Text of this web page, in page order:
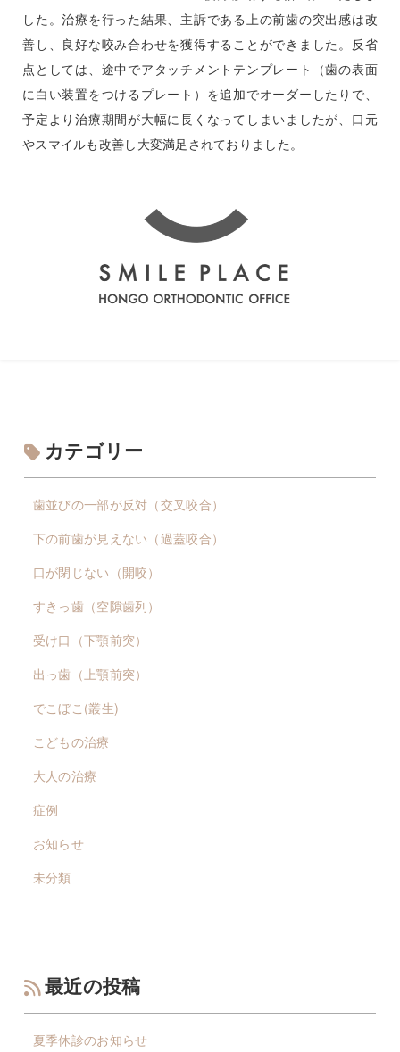
した。治療を行った結果、主訴である上の前歯の突出感は改
善し、良好な咬み合わせを獲得することができました。反省
点としては、途中でアタッチメントテンプレート（歯の表面
に白い装置をつけるプレート）を追加でオーダーしたりで、
予定より治療期間が大幅に長くなってしまいましたが、口元
やスマイルも改善し大変満足されておりました。
カテゴリー
歯並びの一部が反対（交叉咬合）
下の前歯が見えない（過蓋咬合）
口が閉じない（開咬）
すきっ歯（空隙歯列）
受け口（下顎前突）
出っ歯（上顎前突）
でこぼこ(叢生)
こどもの治療
大人の治療
症例
お知らせ
未分類
最近の投稿
夏季休診のお知らせ